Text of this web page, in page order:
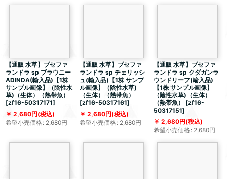
【通販 水草】ブセファ
ランドラ sp ブラウニー
ADINDA(輸入品)【1株
サンプル画像】（陰性水
草)（生体）（熱帯魚）
[zf16-50317171]
2,680円(税込)
希望小売価格: 2,680円
【通販 水草】ブセファ
ランドラ sp チェリッシ
ュ(輸入品)【1株 サンプ
ル画像】（陰性水草)
（生体）（熱帯魚）
[zf16-50317161]
2,680円(税込)
希望小売価格: 2,680円
【通販 水草】ブセファ
ランドラ sp クダガンラ
ウンドリーフ(輸入品)
【1株 サンプル画像】
（陰性水草)（生体）
（熱帯魚）
[zf16-
50317151]
2,680円(税込)
希望小売価格: 2,680円